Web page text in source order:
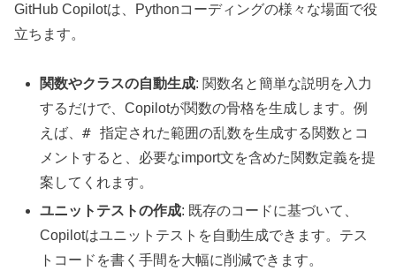
GitHub Copilotは、Pythonコーディングの様々な場面で役
立ちます。
関数やクラスの自動生成: 関数名と簡単な説明を入力
するだけで、Copilotが関数の骨格を生成します。例
えば、# 指定された範囲の乱数を生成する関数とコ
メントすると、必要なimport文を含めた関数定義を提
案してくれます。
ユニットテストの作成: 既存のコードに基づいて、
Copilotはユニットテストを自動生成できます。テス
トコードを書く手間を大幅に削減できます。